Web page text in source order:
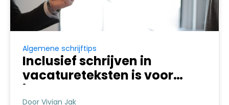
Algemene schrijftips
Inclusief schrijven in
vacatureteksten is voor
iedereen
Door Vivian Jak